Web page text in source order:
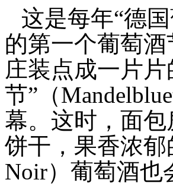
这是每年“德
的第一个葡萄
庄装点成一片
节”（
幕。这时，面
饼干，果香浓郁
Noir）葡萄酒也